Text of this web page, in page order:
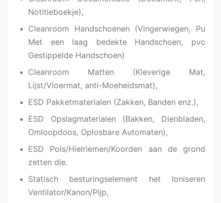
Notitieboekje),
Cleanroom Handschoenen (Vingerwiegen, Pu
Met een laag bedekte Handschoen, pvc
Gestippelde Handschoen)
Cleanroom Matten (Kleverige Mat,
Lijst/Vloermat, anti-Moeheidsmat),
ESD Pakketmaterialen (Zakken, Banden enz.),
ESD Opslagmaterialen (Bakken, Dienbladen,
Omloopdoos, Oplosbare Automaten),
ESD Pols/Hielriemen/Koorden aan de grond
zetten die.
Statisch besturingselement het Ioniseren
Ventilator/Kanon/Pijp,